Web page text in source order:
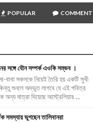
POPULAR COMMENT
সঙ্গে যৌন সম্পর্ক এওকি সম্ভব ।
বাবা সকলকে নিয়েই তৈরি হয় একটি সুখী
শুনলে অদ্ভুত লাগবে যে এই পবিত্র
অন্য মাত্রা দিয়েছে অস্ট্রেলিয়ার ...
সমস্যায় ভুগছেন তালিবানরা